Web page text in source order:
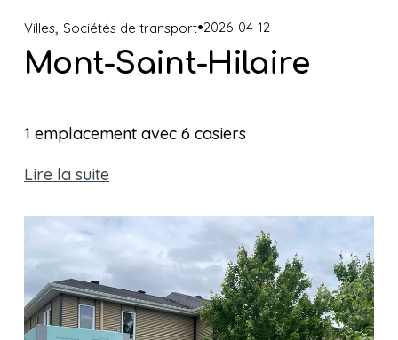
Villes, Sociétés de transport 2026-04-12
Mont-Saint-Hilaire
1 emplacement avec 6 casiers
Lire la suite